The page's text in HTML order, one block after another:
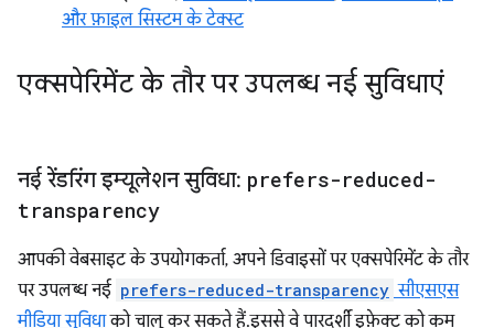
और फ़ाइल सिस्टम के टेक्स्ट
एक्सपेरिमेंट के तौर पर उपलब्ध नई सुविधाएं
नई रेंडरिंग इम्यूलेशन सुविधा: prefers-reduced-
transparency
आपकी वेबसाइट के उपयोगकर्ता, अपने डिवाइसों पर एक्सपेरिमेंट के तौर
पर उपलब्ध नई prefers-reduced-transparency सीएसएस
मीडिया सुविधाको चालू कर सकते हैं. इससे वे पारदर्शी इफ़ेक्ट को कम